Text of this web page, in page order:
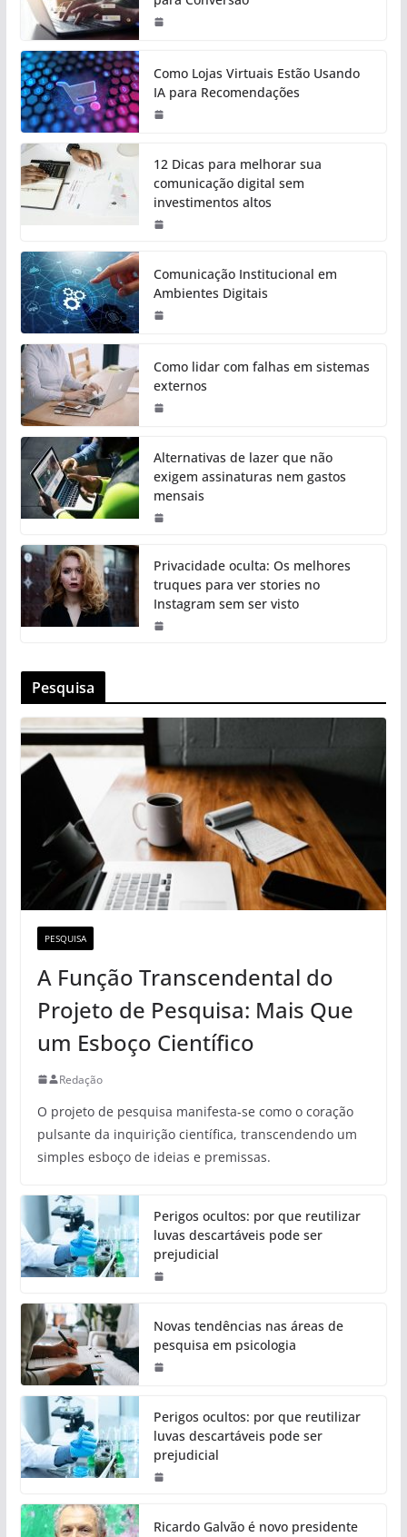
Como Lojas Virtuais Estão Usando
IA para Recomendações
12 Dicas para melhorar sua
comunicação digital sem
investimentos altos
Comunicação Institucional em
Ambientes Digitais
Como lidar com falhas em sistemas
externos
Alternativas de lazer que não
exigem assinaturas nem gastos
mensais
Privacidade oculta: Os melhores
truques para ver stories no
Instagram sem ser visto
Pesquisa
PESQUISA
A Função Transcendental do
Projeto de Pesquisa: Mais Que
um Esboço Científico
Redação
O projeto de pesquisa manifesta-se como o coração
pulsante da inquirição científica, transcendendo um
simples esboço de ideias e premissas.
Perigos ocultos: por que reutilizar
luvas descartáveis pode ser
prejudicial
Novas tendências nas áreas de
pesquisa em psicologia
Perigos ocultos: por que reutilizar
luvas descartáveis pode ser
prejudicial
Ricardo Galvão é novo presidente